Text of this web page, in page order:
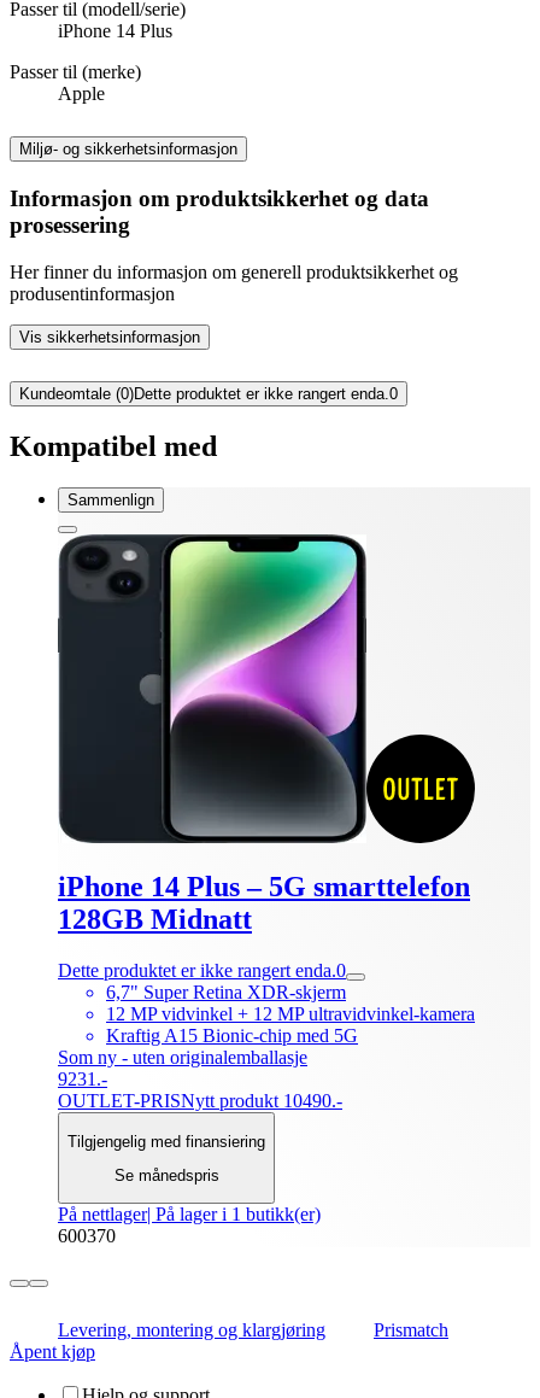
Passer til (modell/serie)
iPhone 14 Plus
Passer til (merke)
Apple
Miljø- og sikkerhetsinformasjon
Informasjon om produktsikkerhet og data
prosessering
Her finner du informasjon om generell produktsikkerhet og
produsentinformasjon
Vis sikkerhetsinformasjon
Kundeomtale (0)Dette produktet er ikke rangert enda. 0
Kompatibel med
Sammenlign
iPhone 14 Plus – 5G smarttelefon
128GB Midnatt
Dette produktet er ikke rangert enda.0
6,7" Super Retina XDR-skjerm
12 MP vidvinkel + 12 MP ultravidvinkel-kamera
Kraftig A15 Bionic-chip med 5G
Som ny - uten originalemballasje
9231.-
OUTLET-PRISNytt produkt 10490.-
Tilgjengelig med finansiering
Se månedspris
På nettlager| På lager i 1 butikk(er)
600370
Levering, montering og klargjøring
Prismatch
Åpent kjøp